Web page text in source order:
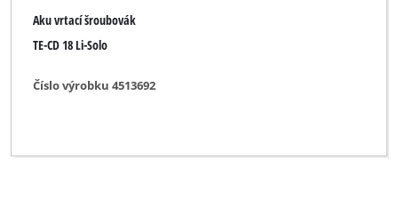
Aku vrtací šroubovák
TE-CD 18 Li-Solo
Číslo výrobku 4513692